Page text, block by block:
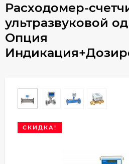
Расходомер-
ультразвуковой
Опция
СКИДКА!